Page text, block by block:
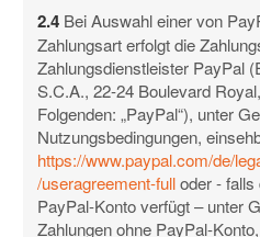
2.4Bei Auswahl einer von
Zahlungsart erfolgt die
Zahlungsdienstleister PayPal
S.C.A., 22-24 Boulevard
Folgenden: „PayPal“), unter
Nutzungsbedingungen,
https://www.paypal.com/de/
/useragreement-fulloder - falls
PayPal-Konto verfügt – unter
Zahlungen ohne PayPal-